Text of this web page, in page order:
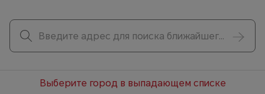
Выберите город в выпадающем списке